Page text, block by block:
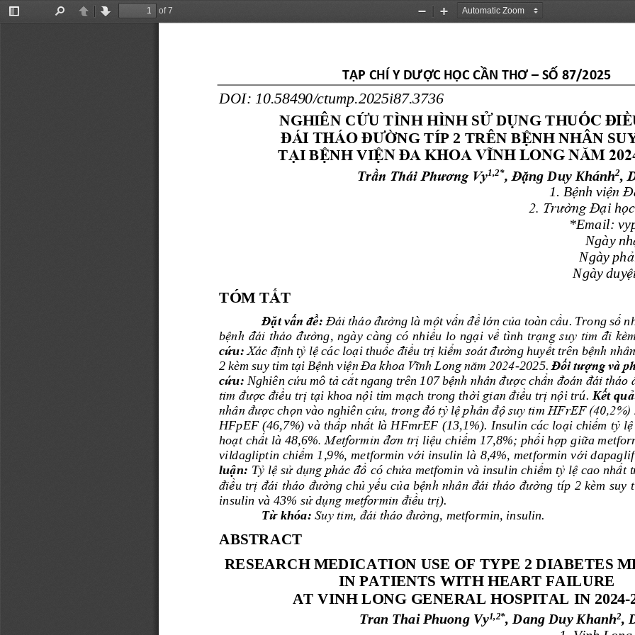
Toggle
PreviousNext
of 7
Zoom
Zoom
TẠP CHÍ Y DƯỢC HỌC CẦN THƠ – SỐ 87/2025
DOI: 10.58490/ctump.2025i87.3736
NGHIÊN CỨU TÌNH HÌNH SỬDỤNG THUỐC ĐIỀ
ĐÁI THÁO ĐƯỜNG TÍP 2 TRÊN BỆNH NHÂN
TẠI BỆNH VIỆN ĐA KHOA VĨNH LONG NĂM
Trần Thái Phương Vy1,2*, Đặng Duy Khánh2,
1. Bệnh viện
2. Trường Đại họ
*Email:
Ngày nh
Ngày phả
Ngày duyệ
TÓM TẮT
Đặt vấn đề: Đái tháo đường là một vấn đề lớn của toàn cầu. Trong số
bệnh đái tháo đường, ngày càng có nhiều lo ngại về tình trạng suy tim đi kèm.
cứu: Xác định tỷ lệcác loại thuốc điều trị kiểm soát đường huyết trên bệnh
2 kèm suy tim tại Bệnh viện Đa khoa Vĩnh Long năm 2024-2025. Đối tượng và
cứu: Nghiên cứu mô tảcắt ngang trên 107 bệnh nhân được chẩn đoán đái tháo
tim được điều trị tại khoa nội tim mạch trong thời gian điều trị nội trú Kết quả
nhân được chọn vào nghiên cứu, trong đó tỷ lệ phân độsuy tim HFrEF (40,2%)
HFpEF (46,7%) và thấp nhất là HFmrEF (13,1%). Insulin các loại chiếm tỷ lệ
hoạt chất là 48,6% . Metformin đơn trị liệu chiếm 17,8%; phối hợp giữa
vildagliptin chiếm 1,9%, metformin với insulin là 8,4%, metformin với
luận: Tỷ lệ sửdụng phác đồ có chứa metfomin và insulin chiếm tỷ lệ cao nhất
điều trị đái tháo đường chủ yếu của bệnh nhân đái tháo đường típ 2 kèm suy
insulin và 43% sửdụng metformin điều trị).
Từ khóa: Suy tim, đái tháo đường, metformin, insulin
ABSTRACT
RESEARCH MEDICATION USE OF TYPE 2 DIABETES
IN PATIENTS WITH HEART FAILURE
AT VINH LONG GENERAL HOSPITAL IN 2024-
Tran Thai Phuong Vy1 ,2*, Dang Duy Khanh2,